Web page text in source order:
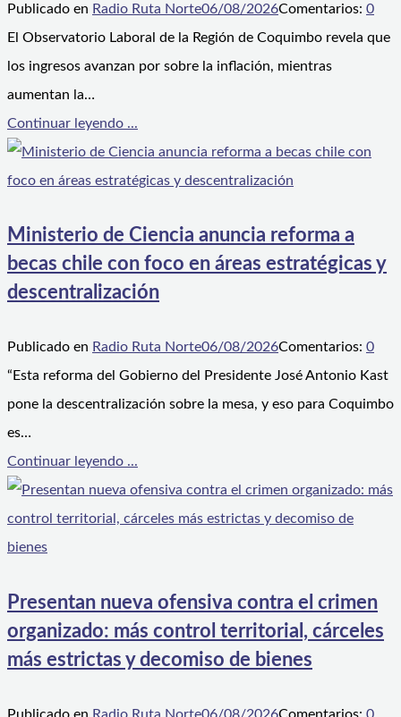
Publicado en Radio Ruta Norte06/08/2026Comentarios: 0
El Observatorio Laboral de la Región de Coquimbo revela que
los ingresos avanzan por sobre la inflación, mientras
aumentan la…
Continuar leyendo ...
Ministerio de Ciencia anuncia reforma a
becas chile con foco en áreas estratégicas y
descentralización
Publicado en Radio Ruta Norte06/08/2026Comentarios: 0
“Esta reforma del Gobierno del Presidente José Antonio Kast
pone la descentralización sobre la mesa, y eso para Coquimbo
es…
Continuar leyendo ...
Presentan nueva ofensiva contra el crimen
organizado: más control territorial, cárceles
más estrictas y decomiso de bienes